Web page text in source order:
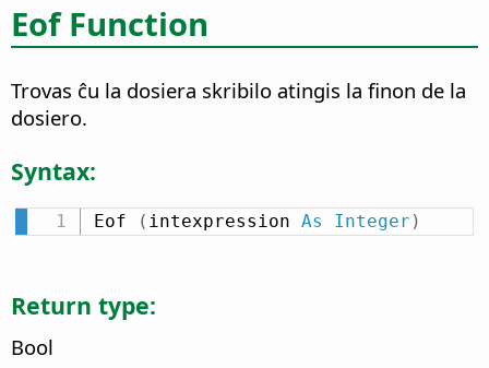
Eof Function
Trovas ĉu la dosiera skribilo atingis la finon de la
dosiero.
Syntax:
Eof ( intexpression As Integer )
Return type:
Bool